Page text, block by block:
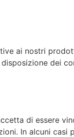
ai nostri
dei
di essere
In alcuni